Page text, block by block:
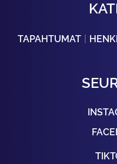
TAPAHTUMAT